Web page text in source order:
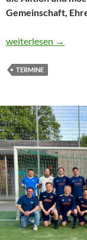
Gemeinschaft,
Trikot an, Flagge
weiterlesen →
TERMINE